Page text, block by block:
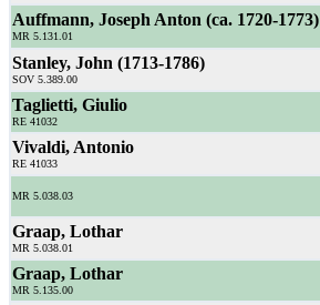
Auffmann, Joseph Anton (ca. 1720-1773)
MR 5.131.01
Stanley, John (1713-1786)
SOV 5.389.00
Taglietti, Giulio
RE 41032
Vivaldi, Antonio
RE 41033
MR 5.038.03
Graap, Lothar
MR 5.038.01
Graap, Lothar
MR 5.135.00